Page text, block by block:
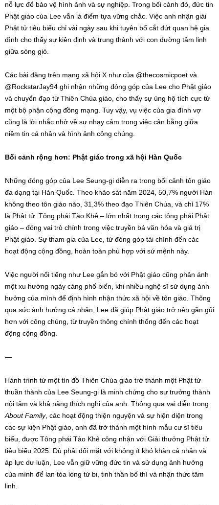
nỗ lực để bảo vệ hình ảnh và sự nghiệp. Trong bối cảnh đó, đức tin
Phật giáo của Lee vẫn là điểm tựa vững chắc. Việc anh nhận giải
Phật tử tiêu biểu chỉ vài ngày sau khi tuyên bố cắt đứt quan hệ gia
đình cho thấy sự kiên định và trung thành với con đường tâm linh
giữa sóng gió.
Các bài đăng trên mạng xã hội X như của @thecosmicpoet và
@RockstarJay94 ghi nhận những đóng góp của Lee cho Phật giáo
và chuyển đạo từ Thiên Chúa giáo, cho thấy sự ủng hộ tích cực từ
một bộ phận cộng đồng mạng. Tuy vậy, vụ việc của gia đình vợ
cũng là lời nhắc nhở về sự nhạy cảm trong việc cân bằng giữa
niềm tin cá nhân và hình ảnh công chúng.
Bối cảnh rộng hơn: Phật giáo trong xã hội Hàn Quốc
Những đóng góp của Lee Seung-gi diễn ra trong bối cảnh tôn giáo
đa dạng tại Hàn Quốc. Theo khảo sát năm 2024, 50,7% người Hàn
không theo tôn giáo nào, 31,3% theo đạo Thiên Chúa, và chỉ 17%
là Phật tử. Tông phái Tào Khê – lớn nhất trong các tông phái Phật
giáo – đóng vai trò chính trong việc truyền bá văn hóa và giá trị
Phật giáo. Sự tham gia của Lee, từ đóng góp tài chính đến các
hoạt động cộng đồng, hoàn toàn phù hợp với sứ mệnh này.
Việc người nổi tiếng như Lee gắn bó với Phật giáo cũng phản ánh
một xu hướng ngày càng phổ biến, khi nhiều nghệ sĩ sử dụng ảnh
hưởng của mình để định hình nhận thức xã hội về tôn giáo. Thông
qua sức ảnh hưởng cá nhân, Lee đã giúp Phật giáo trở nên gần gũi
hơn với công chúng, từ truyền thông chính thống đến các hoạt
động cộng đồng.
—
Hành trình từ một tín đồ Thiên Chúa giáo trở thành một Phật tử
thuần thành của Lee Seung-gi là minh chứng cho sự trưởng thành
nội tâm và khả năng thích nghi của anh. Thông qua vai diễn trong
About Family, các hoạt động thiện nguyện và sự hiện diện trong
các sự kiện Phật giáo, anh đã trở thành một hình mẫu cư sĩ tiêu
biểu, được Tông phái Tào Khê công nhận với Giải thưởng Phật tử
tiêu biểu 2025. Dù phải đối mặt với không ít khó khăn cá nhân và
áp lực dư luận, Lee vẫn giữ vững đức tin và sử dụng ảnh hưởng
của mình để lan tỏa lòng từ bi, tinh thần bố thí và nhận thức tâm
linh.